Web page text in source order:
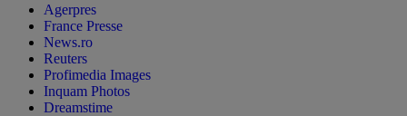
Agerpres
France Presse
News.ro
Reuters
Profimedia Images
Inquam Photos
Dreamstime